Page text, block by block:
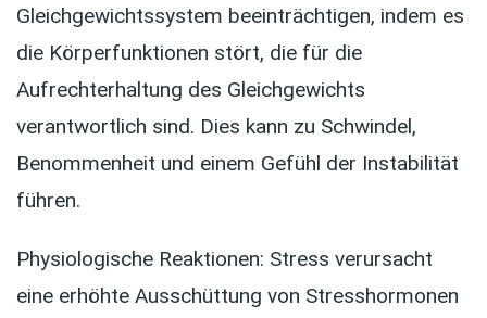
Gleichgewichtssystem beeinträchtigen, indem es
die Körperfunktionen stört, die für die
Aufrechterhaltung des Gleichgewichts
verantwortlich sind. Dies kann zu Schwindel,
Benommenheit und einem Gefühl der Instabilität
führen.
Physiologische Reaktionen: Stress verursacht
eine erhöhte Ausschüttung von Stresshormonen